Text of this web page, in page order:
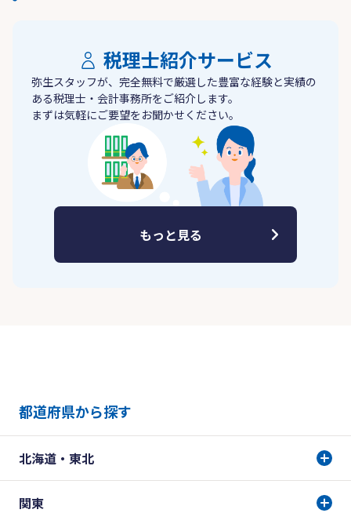
税理士紹介サービス
弥生スタッフが、完全無料で厳選した豊富な経験と実績の
ある税理士・会計事務所をご紹介します。
まずは気軽にご要望をお聞かせください。
もっと見る
都道府県から探す
北海道・東北
関東